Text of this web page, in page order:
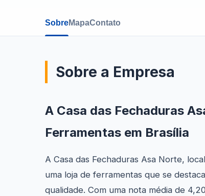
SobreMapaContato
Sobre a Empresa
A Casa das Fechaduras
Ferramentas em Brasília
A Casa das Fechaduras Asa Norte,
uma loja de ferramentas que se
qualidade. Com uma nota média de